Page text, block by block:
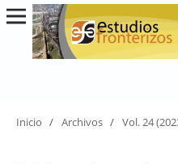
Inicio / Archivos / Vol. 24